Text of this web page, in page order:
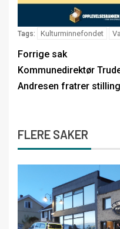
Tags: Kulturminnefondet
Forrige sak
Kommunedirektør
Andresen fratrer
FLERE SAKER